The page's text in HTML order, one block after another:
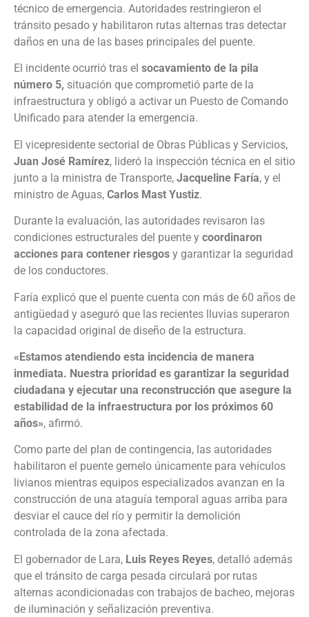
técnico de emergencia. Autoridades restringieron el
tránsito pesado y habilitaron rutas alternas tras detectar
daños en una de las bases principales del puente.
El incidente ocurrió tras el socavamiento de la pila
número 5, situación que comprometió parte de la
infraestructura y obligó a activar un Puesto de Comando
Unificado para atender la emergencia.
El vicepresidente sectorial de Obras Públicas y Servicios,
Juan José Ramírez, lideró la inspección técnica en el sitio
junto a la ministra de Transporte, Jacqueline Faría, y el
ministro de Aguas, Carlos Mast Yustiz.
Durante la evaluación, las autoridades revisaron las
condiciones estructurales del puente y coordinaron
acciones para contener riesgos y garantizar la seguridad
de los conductores.
Faría explicó que el puente cuenta con más de 60 años de
antigüedad y aseguró que las recientes lluvias superaron
la capacidad original de diseño de la estructura.
«Estamos atendiendo esta incidencia de manera
inmediata. Nuestra prioridad es garantizar la seguridad
ciudadana y ejecutar una reconstrucción que asegure la
estabilidad de la infraestructura por los próximos 60
años», afirmó.
Como parte del plan de contingencia, las autoridades
habilitaron el puente gemelo únicamente para vehículos
livianos mientras equipos especializados avanzan en la
construcción de una ataguía temporal aguas arriba para
desviar el cauce del río y permitir la demolición
controlada de la zona afectada.
El gobernador de Lara, Luis Reyes Reyes, detalló además
que el tránsito de carga pesada circulará por rutas
alternas acondicionadas con trabajos de bacheo, mejoras
de iluminación y señalización preventiva.